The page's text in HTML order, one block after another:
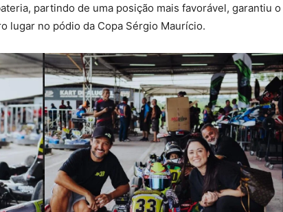
partindo de uma posição mais favorável, garantiu o
lugar no pódio da Copa Sérgio Maurício.